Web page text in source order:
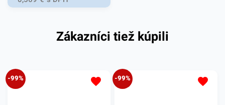
výrobkov a iných špecialít.
použitie pod rôzne torty,
pečivo. Dekoratívne krajky si
vďaka svojmu univerzálnemu
Zákazníci tiež kúpili
-99% -99%